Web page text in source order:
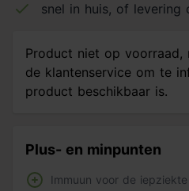
snel in huis, of levering
Product niet op voorraad,
de klantenservice om te
product beschikbaar is.
Plus- en minpunten
Immuun voor de iepziekte